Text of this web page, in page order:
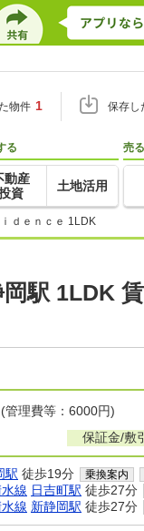
物件 1 保存し
る
動産
資
土地活用
売る
ｄｅｎｃｅ 1LDK
駅 1LDK 賃
理費等：6000円)
保証金/敷
駅 徒歩19分 乗換案内
線 日吉町駅 徒歩27分
線 新静岡駅 徒歩27分